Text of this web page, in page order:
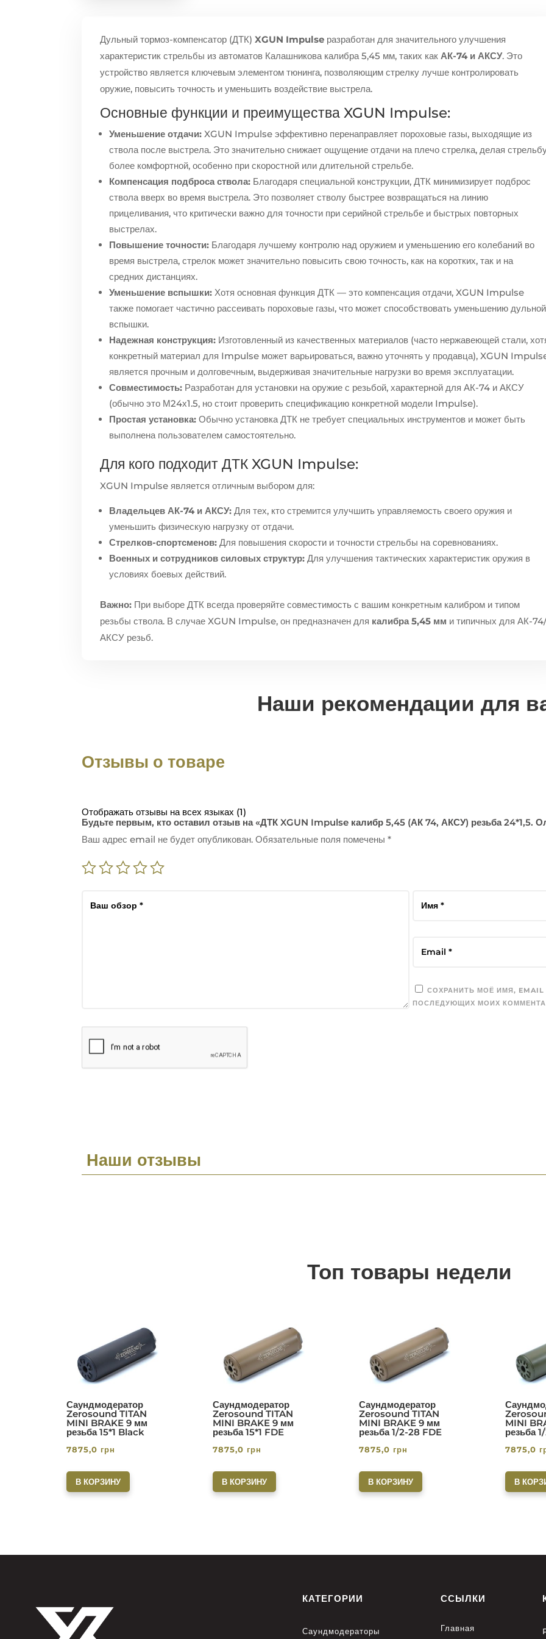
Дульный тормоз-компенсатор (ДТК)XGUN Impulse разработан для значительного улучшения
характеристик стрельбы из автоматов Калашникова калибра 5,45 мм, таких как АК-74 и АКСУ. Это
устройство является ключевым элементом тюнинга, позволяющим стрелку лучше контролировать
оружие, повысить точность и уменьшить воздействие выстрела.
Основные функции и преимущества XGUN Impulse:
Уменьшение отдачи: XGUN Impulse эффективно перенаправляет пороховые газы, выходящие из
ствола после выстрела. Это значительно снижает ощущение отдачи на плечо стрелка, делая
более комфортной, особенно при скоростной или длительной стрельбе.
Компенсация подброса ствола: Благодаря специальной конструкции, ДТК минимизирует подброс
ствола вверх во время выстрела. Это позволяет стволу быстрее возвращаться на линию
прицеливания, что критически важно для точности при серийной стрельбе и быстрых повторных
выстрелах.
Повышение точности: Благодаря лучшему контролю над оружием и уменьшению его колебаний во
время выстрела, стрелок может значительно повысить свою точность, как на коротких, так и на
средних дистанциях.
Уменьшение вспышки: Хотя основная функция ДТК — это компенсация отдачи, XGUN Impulse
также помогает частично рассеивать пороховые газы, что может способствовать уменьшению дульной
вспышки.
Надежная конструкция: Изготовленный из качественных материалов (часто нержавеющей стали,
конкретный материал для Impulse может варьироваться, важно уточнять у продавца), XGUN
является прочным и долговечным, выдерживая значительные нагрузки во время эксплуатации.
Совместимость: Разработан для установки на оружие с резьбой, характерной для АК-74 и АКСУ
(обычно это М24х1.5, но стоит проверить спецификацию конкретной модели Impulse).
Простая установка: Обычно установка ДТК не требует специальных инструментов и может быть
выполнена пользователем самостоятельно.
Для кого подходит ДТК XGUN Impulse:
XGUN Impulse является отличным выбором для:
Владельцев АК-74 и АКСУ: Для тех, кто стремится улучшить управляемость своего оружия и
уменьшить физическую нагрузку от отдачи.
Стрелков-спортсменов: Для повышения скорости и точности стрельбы на соревнованиях.
Военных и сотрудников силовых структур: Для улучшения тактических характеристик оружия в
условиях боевых действий.
Важно: При выборе ДТК всегда проверяйте совместимость с вашим конкретным калибром и типом
резьбы ствола. В случае XGUN Impulse, он предназначен для калибра 5,45 мм и типичных для АК-
АКСУ резьб.
Наши рекомендации для
Отзывы о товаре
Отображать отзывы на всех языках (1)
Будьте первым, кто оставил отзыв на «ДТК XGUN Impulse калибр 5,45 (АК 74, АКСУ) резьба 24*1,5.
Ваш адрес email не будет опубликован. Обязательные поля помечены*
СОХРАНИТЬ МОЁ ИМЯ,
ПОСЛЕДУЮЩИХ МОИХ
Наши отзывы
Топ товары недели
Саундмодератор
Zerosound TITAN
MINI BRAKE 9 мм
резьба 15*1 Black
7875,0 грн
В КОРЗИНУ
Саундмодератор
Zerosound TITAN
MINI BRAKE 9 мм
резьба 15*1 FDE
7875,0 грн
В КОРЗИНУ
Саундмодератор
Zerosound TITAN
MINI BRAKE 9 мм
резьба 1/2-28 FDE
7875,0 грн
В КОРЗИНУ
MINI
резьба
7875,0
В
КАТЕГОРИИ
Саундмодераторы
ССЫЛКИ
Главная